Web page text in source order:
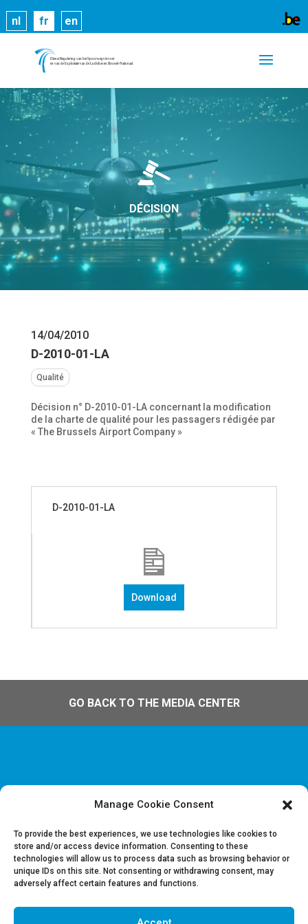
Manage Cookie Consent
To provide the best experiences, we use technologies like cookies to
store and/or access device information. Consenting to these
technologies will allow us to process data such as browsing behavior or
unique IDs on this site. Not consenting or withdrawing consent, may
adversely affect certain features and functions.
nl fr en
DÉCISION
14/04/2010
D-2010-01-LA
Qualité
Décision n° D-2010-01-LA concernant la modification
de la charte de qualité pour les passagers rédigée par
« The Brussels Airport Company »
D-2010-01-LA
Download
GO BACK TO THE MEDIA CENTER
Disclaimer & Informations juridiques
Offres d’emploi
Contactez-nous
Les cookies nous permettent de vous proposer nos
services plus facilement. En utilisant nos services,
vous nous donnez expressément votre accord pour
exploiter ces cookies.